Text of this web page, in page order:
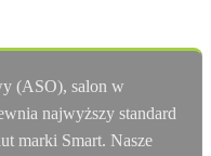
(ASO), salon w
najwyższy standard
marki Smart. Nasze